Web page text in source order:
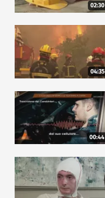
02:30
04:35
00:44